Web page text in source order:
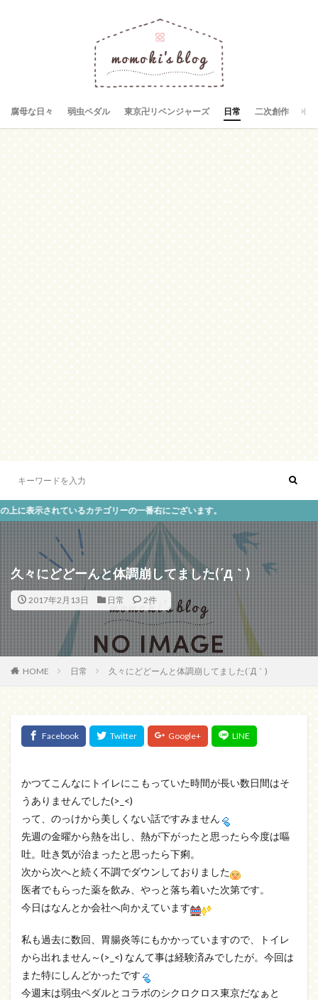
腐母な日々 弱虫ペダル 東京卍リベンジャーズ 日常 二次創作 お
ているカテゴリーの一番右にございます。
久々にどどーんと体調崩してました(´Д｀)
2017年2月13日 日常 2件
HOME 日常 久々にどどーんと体調崩してました(´Д｀)
かつてこんなにトイレにこもっていた時間が長い数日間はそ
うありませんでした(>_<)
って、のっけから美しくない話ですみません
先週の金曜から熱を出し、熱が下がったと思ったら今度は嘔
吐。吐き気が治まったと思ったら下痢。
次から次へと続く不調でダウンしておりました
医者でもらった薬を飲み、やっと落ち着いた次第です。
今日はなんとか会社へ向かえています
私も過去に数回、胃腸炎等にもかかっていますので、トイレ
から出れません～(>_<) なんて事は経験済みでしたが。今回は
また特にしんどかったです
今週末は弱虫ペダルとコラボのシクロクロス東京だなぁと